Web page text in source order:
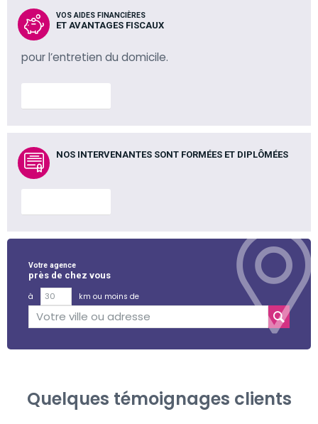
VOS AIDES FINANCIÈRES
ET AVANTAGES FISCAUX
pour l’entretien du domicile.
NOS INTERVENANTES SONT FORMÉES ET DIPLÔMÉES
Votre agence
près de chez vous
à
km ou moins de
Quelques témoignages clients